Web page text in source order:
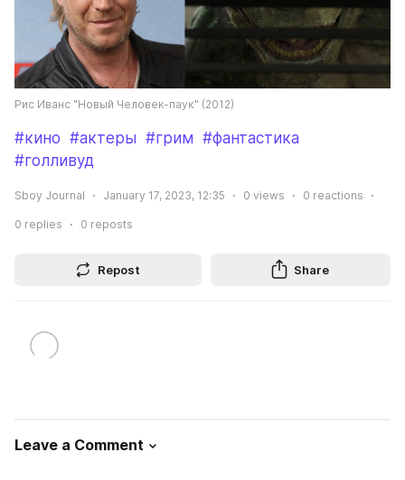
Рис Иванс "Новый Человек-паук" (2012)
#кино #актеры #грим #фантастика
#голливуд
Sboy Journal January 17, 2023, 12:35 0 views 0 reactions
0 replies 0 reposts
Repost Share
Leave a Comment